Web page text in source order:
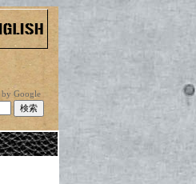
Google